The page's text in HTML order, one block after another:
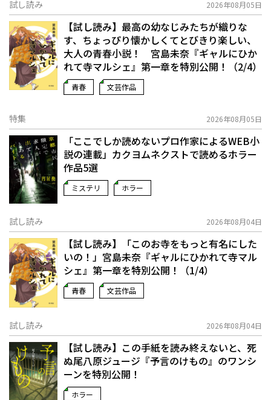
試し読み 2026年08月05日
【試し読み】最高の幼なじみたちが織りな
す、ちょっぴり懐かしくてとびきり楽しい、
大人の青春小説！ 宮島未奈『ギャルにひか
れて寺マルシェ』第一章を特別公開！（2/4）
青春 文芸作品
特集 2026年08月05日
「ここでしか読めないプロ作家によるWEB小
説の連載」――カクヨムネクストで読めるホラー
作品5選
ミステリ ホラー
試し読み 2026年08月04日
【試し読み】「このお寺をもっと有名にした
いの！」宮島未奈『ギャルにひかれて寺マル
シェ』第一章を特別公開！（1/4）
青春 文芸作品
試し読み 2026年08月04日
【試し読み】この手紙を読み終えないと、死
ぬ――尾八原ジュージ『予言のけもの』のワンシ
ーンを特別公開！
ホラー